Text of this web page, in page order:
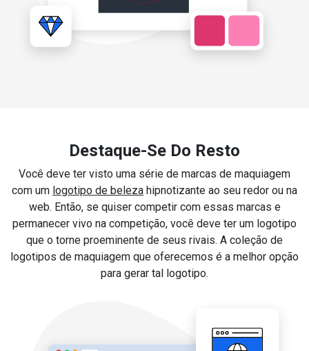
Destaque-Se Do Resto
Você deve ter visto uma série de marcas de maquiagem
com um logotipo de beleza hipnotizante ao seu redor ou na
web. Então, se quiser competir com essas marcas e
permanecer vivo na competição, você deve ter um logotipo
que o torne proeminente de seus rivais. A coleção de
logotipos de maquiagem que oferecemos é a melhor opção
para gerar tal logotipo.